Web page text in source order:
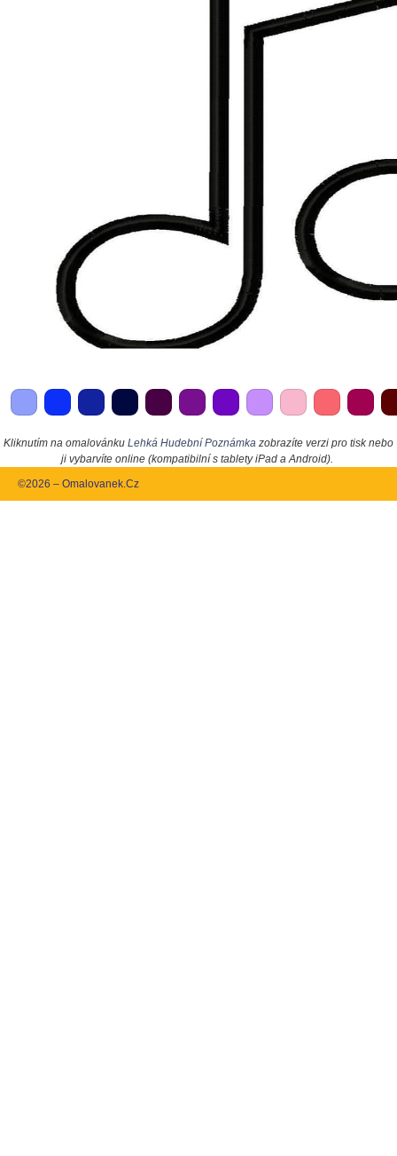
Kliknutím na omalovánku Lehká Hudební Poznámka zobrazíte verzi pro tisk nebo
ji vybarvíte online (kompatibilní s tablety iPad a Android).
©2026 – Omalovanek.Cz